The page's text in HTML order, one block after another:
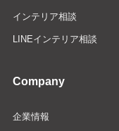
インテリア相談
LINEインテリア相談
Company
企業情報